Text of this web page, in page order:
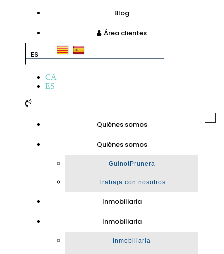
Blog
Área clientes
ES
CA
ES
Quiénes somos
Quiénes somos
GuinotPrunera
Trabaja con nosotros
Inmobiliaria
Inmobiliaria
Inmobiliaria